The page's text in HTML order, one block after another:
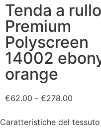
Tenda a rullo
Premium
Polyscreen
14002
orange
€62.00 - €278.00
Caratteristiche del